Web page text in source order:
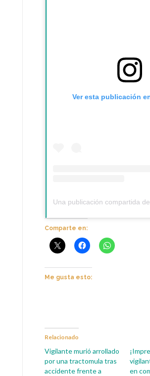
Ver esta publicación
Comparte en:
Me gusta esto:
Relacionado
Vigilante murió arrollado
por una tractomula tras
accidente frente a
en